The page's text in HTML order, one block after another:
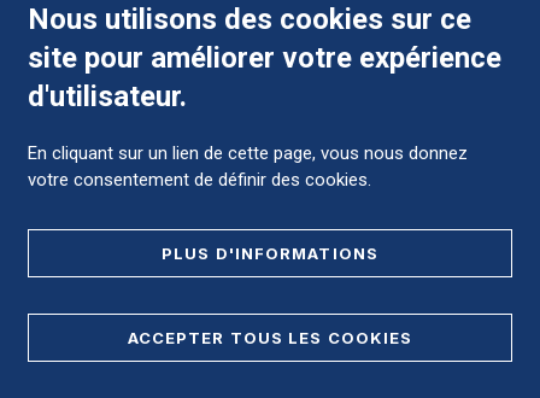
Comment préparer mon hospitalisation ?
Nous utilisons des cookies sur ce
site pour améliorer votre expérience
d'utilisateur.
En cliquant sur un lien de cette page, vous nous donnez
votre consentement de définir des cookies.
PLUS D'INFORMATIONS
ACCEPTER TOUS LES COOKIES